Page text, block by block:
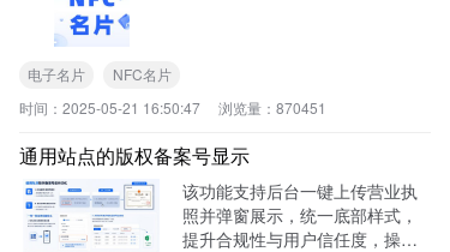
电子名片
NFC名片
时间： 2025-05-21 16:50:47 浏览量： 870451
通用站点的版权备案号显示
该功能支持后台一键上传营业执
照并弹窗展示，统一底部样式，
提升合规性与用户信任度，操作